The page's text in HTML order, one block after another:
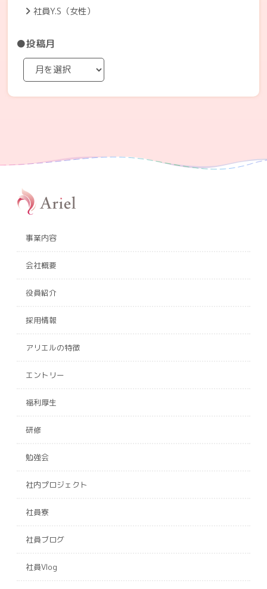
社員Y.S（女性）
●投稿月
事業内容
会社概要
役員紹介
採用情報
アリエルの特徴
エントリー
福利厚生
研修
勉強会
社内プロジェクト
社員寮
社員ブログ
社員Vlog